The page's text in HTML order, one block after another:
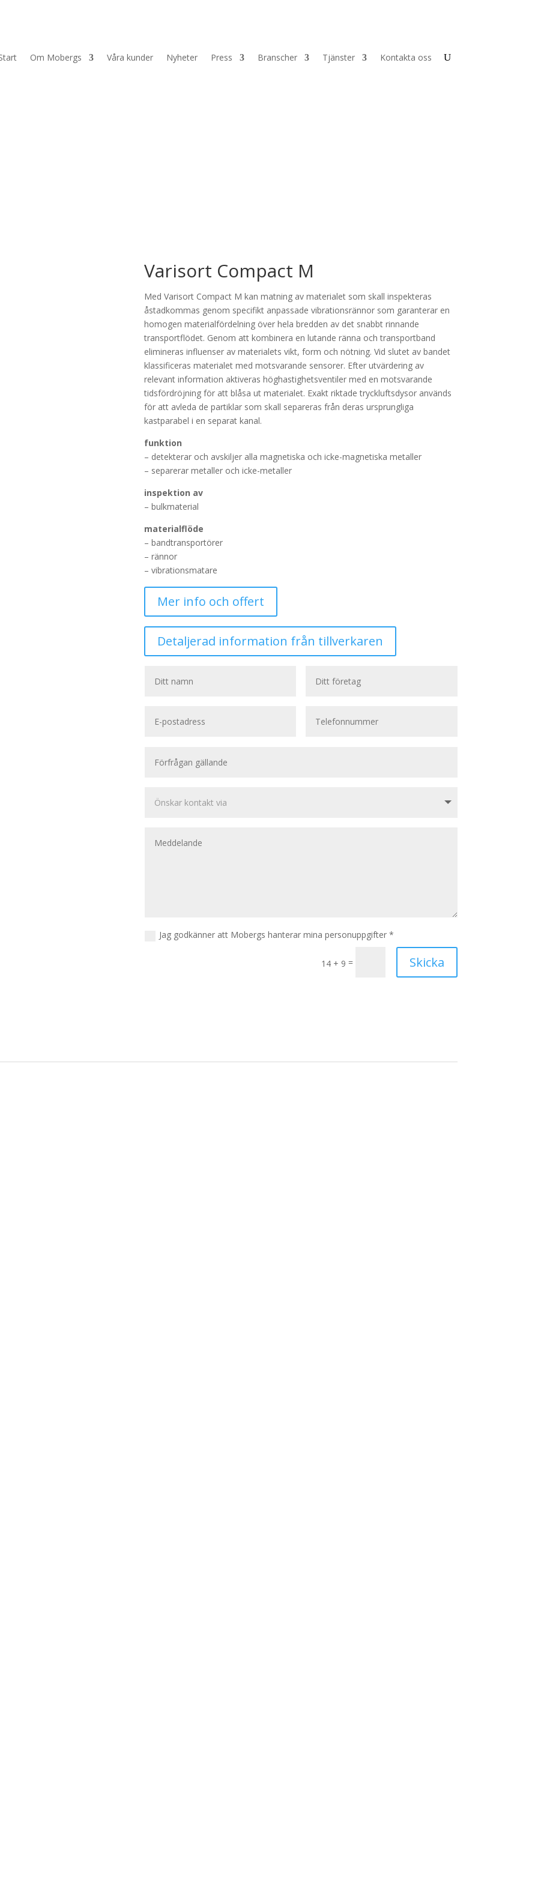
Om Mobergs Våra kunder Nyheter Press Branscher Tjänster Kontakta oss
Varisort Compact M
Med Varisort Compact M kan matning av materialet som skall inspekteras
åstadkommas genom specifikt anpassade vibrationsrännor som garanterar en
homogen materialfördelning över hela bredden av det snabbt rinnande
transportflödet. Genom att kombinera en lutande ränna och transportband
elimineras influenser av materialets vikt, form och nötning. Vid slutet av bandet
klassificeras materialet med motsvarande sensorer. Efter utvärdering av
relevant information aktiveras höghastighetsventiler med en motsvarande
tidsfördröjning för att blåsa ut materialet. Exakt riktade tryckluftsdysor används
för att avleda de partiklar som skall separeras från deras ursprungliga
kastparabel i en separat kanal.
funktion
– detekterar och avskiljer alla magnetiska och icke-magnetiska metaller
– separerar metaller och icke-metaller
inspektion av
– bulkmaterial
materialflöde
– bandtransportörer
– rännor
– vibrationsmatare
Mer info och offert
Detaljerad information från tillverkaren
Jag godkänner att Mobergs hanterar mina personuppgifter *
14 + 9 = Skicka